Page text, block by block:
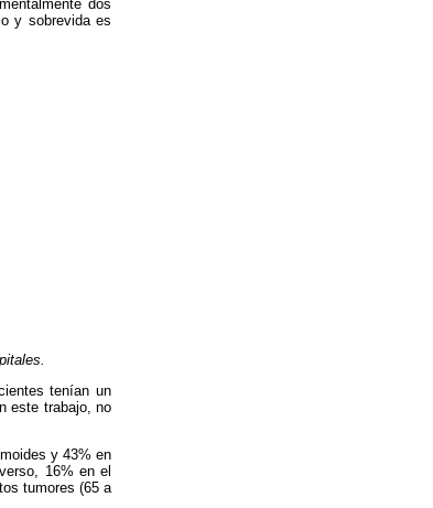
dos
y sobrevida es
tenían un
este trabajo, no
y 43% en
16% en el
tumores (65 a